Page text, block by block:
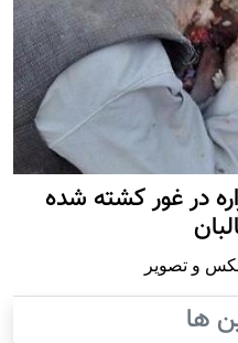
در غور کشته شده
و تصویر
ها